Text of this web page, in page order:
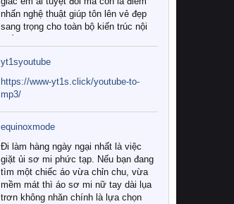
nhấn nghệ thuật giúp tôn lên vẻ đẹp
sang trọng cho toàn bộ kiến trúc nội
Tuy nhiên, giữa thị trường đa dạng
với vô vàn thương hiệu và mẫu mã
như hiện nay, làm thế nào để chọn
được những bộ chăn ga gối đệm cao
cấp thực sự chất lượng, phù hợp với
khí hậu và nhu cầu sử dụng của gia
đình? Hãy cùng chúng tôi đi tìm lời
giải đáp chi tiết qua bài viết dưới đây.
1. Tại sao các gia đình hiện đại lại ưa
chuộng chăn ga gối đệm cao cấp?
yt1syoutube
https://www-yt1s.click/youtube-to-
mp3/
equinoxmode
Đi làm hàng ngày ngại nhất là việc
giặt ủi sơ mi phức tạp. Nếu bạn đang
tìm một chiếc áo vừa chỉn chu, vừa
mềm mát thì áo sơ mi nữ tay dài lụa
trơn không nhăn chính là lựa chọn